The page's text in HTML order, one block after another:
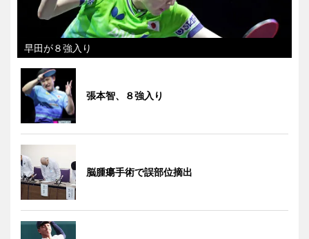
早田が８強入り
張本智、８強入り
脳腫瘍手術で誤部位摘出